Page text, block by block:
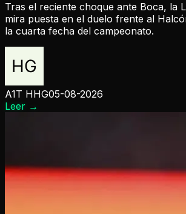
Tras el reciente choque ante Boca, la
mira puesta en el duelo frente al
la cuarta fecha del campeonato.
A1T HHG05-08-2026
Leer →